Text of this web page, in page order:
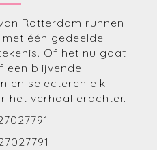
Rotterdam runnen
één gedeelde
Of het nu gaat
een blijvende
en selecteren elk
het verhaal erachter.